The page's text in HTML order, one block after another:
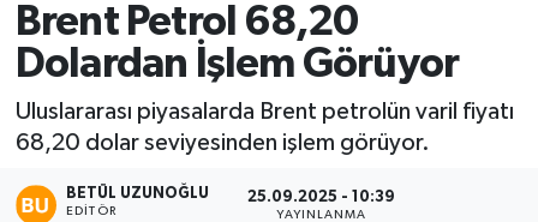
Brent Petrol 68,20
Dolardan İşlem Görüyor
Uluslararası piyasalarda Brent petrolün varil fiyatı
68,20 dolar seviyesinden işlem görüyor.
BETÜL UZUNOĞLU
EDITÖR
25.09.2025 - 10:39
YAYINLANMA
Spor
Savunma - Teknoloji
Kültür - Sanat
Tüm Manşetler
Son Dakika Haberleri
Haber Arşivi